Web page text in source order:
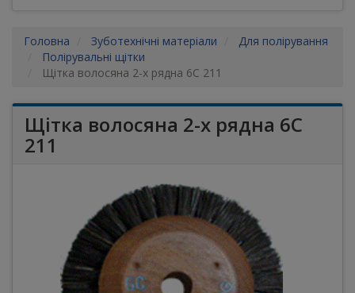
Головна Зуботехнічні матеріали
Для полірування
Полірувальні щітки
Щітка волосяна 2-х рядна 6C 211
Щітка волосяна 2-х рядна 6C
211